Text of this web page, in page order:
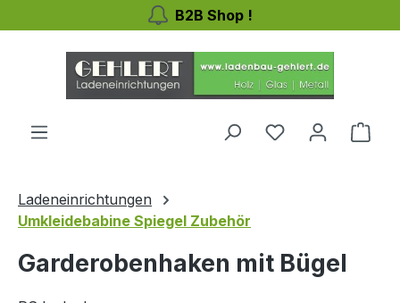
Zum Hauptinhalt springenB2B Shop !
Du hast 0
Ladeneinrichtungen
Umkleidebabine Spiegel Zubehör
Garderobenhaken mit Bügel